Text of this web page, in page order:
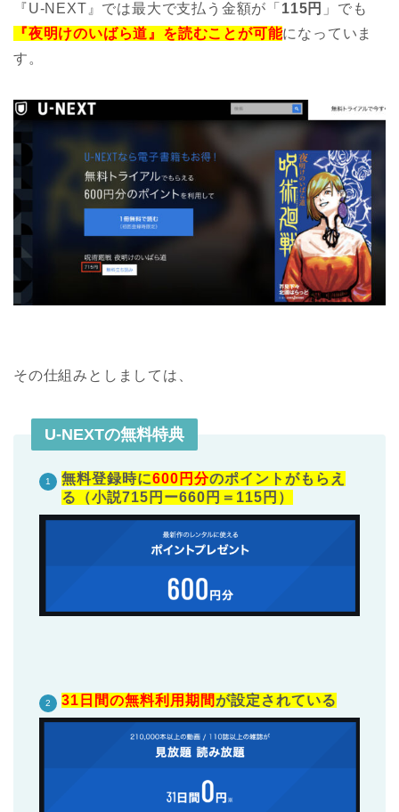
『U-NEXT』では最大で支払う金額が「 115円 」でも
『夜明けのいばら道』を読むことが可能になっていま
す。
その仕組みとしましては、
U-NEXTの無料特典
無料登録時に600円分のポイントがもらえ
る（小説715円ー660円＝115円）
31日間の無料利用期間 が設定されている